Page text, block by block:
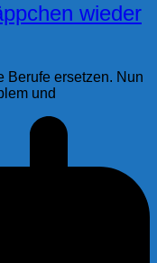
wieder
Berufe ersetzen. Nun
und